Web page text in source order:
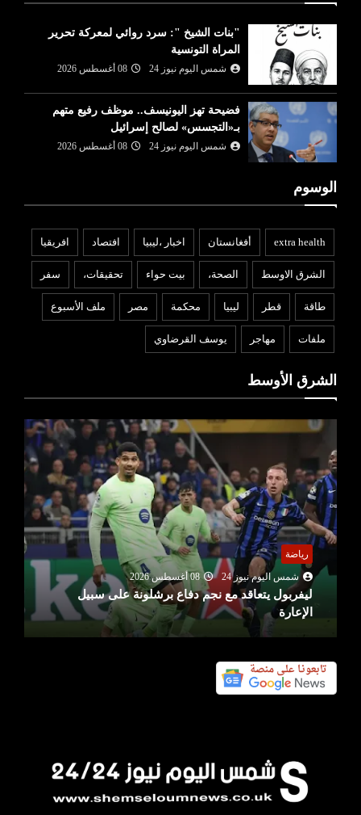
"بنات الشيخ ": سرد روائي لمعركة تحرير
المراة التونسية
شمس اليوم نيوز 24 08 أغسطس 2026
فضيحة تهز اليونيسف.. موظف رفيع متهم
بـ«التجسس» لصالح إسرائيل
شمس اليوم نيوز 24 08 أغسطس 2026
الوسوم
extra health أفغانستان اخبار ،ليبيا افتصاد افريقيا
الشرق الاوسط الصحة، بيت حواء تحقيقات، سفر
طاقة قطر ليبيا محكمة مصر ملف الأسبوع
ملفات مهاجر يوسف القرضاوي
الشرق الأوسط
رياضة
شمس اليوم نيوز 24
08 أغسطس 2026
ليفربول يتعاقد مع نجم دفاع برشلونة على سبيل
الإعارة